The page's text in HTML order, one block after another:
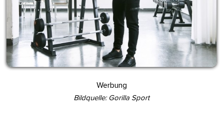
Werbung
Bildquelle: Gorilla Sport